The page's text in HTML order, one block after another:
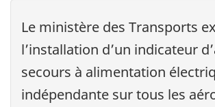
Le ministère des Transports
l’installation d’un indicateur
secours à alimentation
indépendante sur tous les